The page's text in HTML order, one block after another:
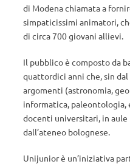
di Modena chiamata a
simpaticissimi animatori,
di circa 700 giovani allievi.
Il pubblico è composto da
quattordici anni che, sin
argomenti (astronomia,
informatica,
docenti universitari, in aule
dall’ateneo bolognese.
Unijunior è un’iniziativa